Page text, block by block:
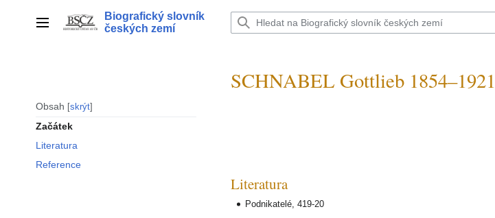
Hlavní menu
Biografický slovník
českých zemí
Obsah skrýt
Začátek
Literatura
Reference
SCHNABEL Gottlieb 1854–1921
Literatura
Podnikatelé, 419-20